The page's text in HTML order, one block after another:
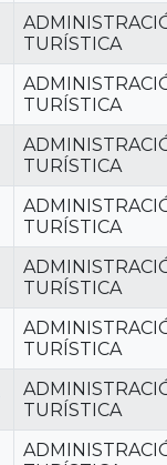
TURÍSTICA
TURÍSTICA
TURÍSTICA
TURÍSTICA
TURÍSTICA
TURÍSTICA
TURÍSTICA